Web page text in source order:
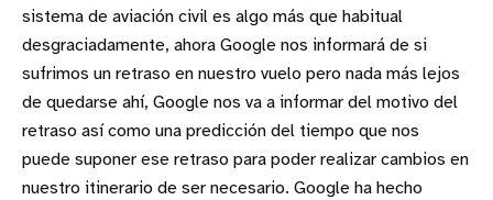
sistema de aviación civil es algo más que habitual
desgraciadamente, ahora Google nos informará de si
sufrimos un retraso en nuestro vuelo pero nada más lejos
de quedarse ahí, Google nos va a informar del motivo del
retraso así como una predicción del tiempo que nos
puede suponer ese retraso para poder realizar cambios en
nuestro itinerario de ser necesario. Google ha hecho